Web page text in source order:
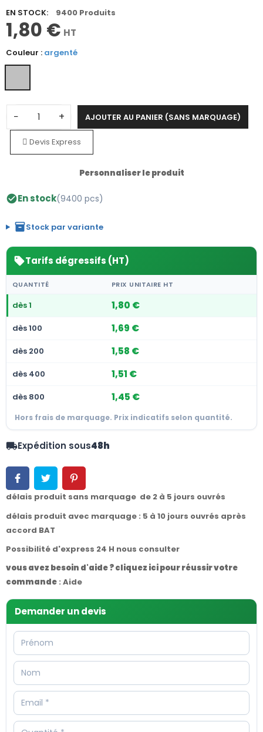
EN STOCK:
9400 Produits
1,80 € HT
Couleur : argenté
− + AJOUTER AU PANIER (SANS MARQUAGE)
Devis Express
Personnaliser le produit
check_circleEn stock(9400 pcs)
inventory_2Stock par variante
sellTarifs dégressifs (HT)
QUANTITÉ PRIX UNITAIRE HT
dès 1 1,80 €
dès 100 1,69 €
dès 200 1,58 €
dès 400 1,51 €
dès 800 1,45 €
Hors frais de marquage. Prix indicatifs selon quantité.
local_shippingExpédition sous48h
délais produit sans marquage de 2 à 5 jours ouvrés
délais produit avec marquage : 5 à 10 jours ouvrés après
accord BAT
Possibilité d'express 24 H nous consulter
vous avez besoin d'aide ? cliquez ici pour réussir votre
commande : Aide
Demander un devis